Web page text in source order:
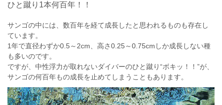
ひと蹴り1本何百年！！
サンゴの中には、数百年を経て成長したと思われるものも存在し
ています。
1年で直径わずか0.5～2cm、高さ0.25～0.75cmしか成長しない種
も多いのです。
ですが、中性浮力が取れないダイバーのひと蹴り“ボキッ！！”が、
サンゴの何百年もの成長を止めてしまうこともあります。